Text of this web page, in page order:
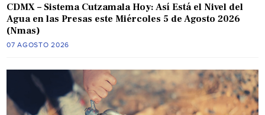
CDMX – Sistema Cutzamala Hoy: Así Está el Nivel del
Agua en las Presas este Miércoles 5 de Agosto 2026
(Nmas)
07 AGOSTO 2026